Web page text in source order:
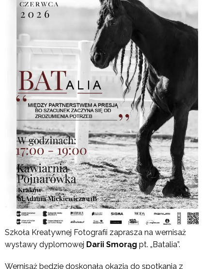
Szkoła Kreatywnej Fotografii zaprasza na wernisaż
wystawy dyplomowej Darii Smorąg pt. „Batalia”.
Wernisaż będzie doskonałą okazją do spotkania z